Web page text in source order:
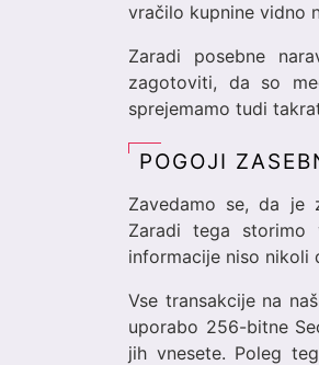
vračilo kupnine vidno
Zaradi posebne
zagotoviti, da so
sprejemamo tudi
POGOJI
Zavedamo se, da je
Zaradi tega
informacije niso nikoli
Vse transakcije na
uporabo 256-bitne
jih vnesete. Poleg